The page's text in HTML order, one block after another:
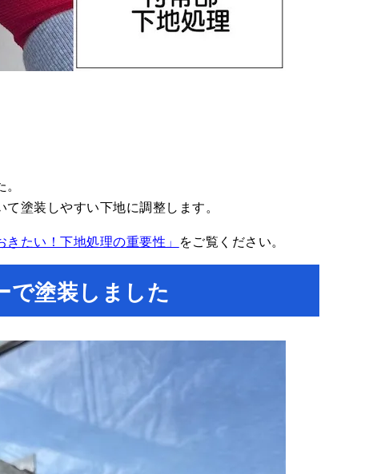
塗装しやすい下地に調整します。
たい！下地処理の重要性」 をご覧ください。
で塗装しました